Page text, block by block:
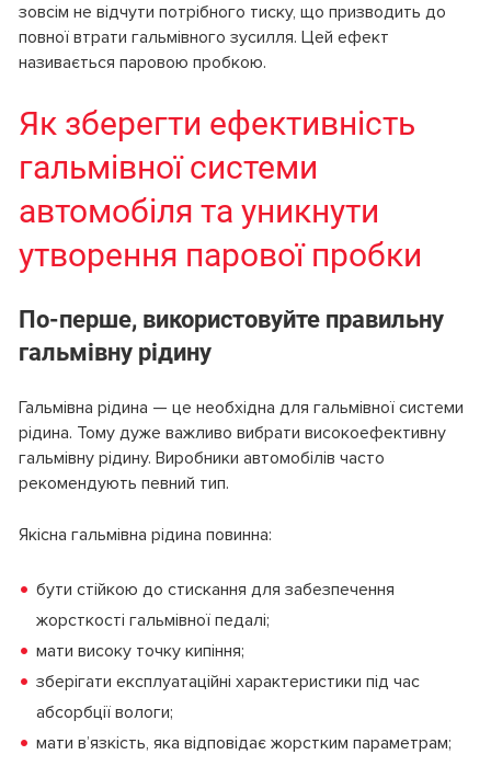
зовсім не відчути потрібного тиску, що призводить до
повної втрати гальмівного зусилля. Цей ефект
називається паровою пробкою.
Як зберегти ефективність
гальмівної системи
автомобіля та уникнути
утворення парової пробки
По-перше, використовуйте правильну
гальмівну рідину
Гальмівна рідина — це необхідна для гальмівної системи
рідина. Тому дуже важливо вибрати високоефективну
гальмівну рідину. Виробники автомобілів часто
рекомендують певний тип.
Якісна гальмівна рідина повинна:
бути стійкою до стискання для забезпечення
жорсткості гальмівної педалі;
мати високу точку кипіння;
зберігати експлуатаційні характеристики під час
абсорбції вологи;
мати в’язкість, яка відповідає жорстким параметрам;